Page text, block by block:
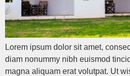
Lorem ipsum dolor sit amet,
diam nonummy nibh euismod
magna aliquam erat volutpat. Ut